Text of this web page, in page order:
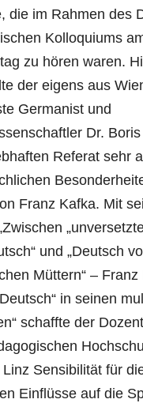
die im Rahmen des
Kolloquiums
zu hören waren.
der eigens aus
Germanist und
Dr.
Referat sehr
Franz Kafka. Mit
und „Deutsch
Müttern“ – Franz
in seinen
schaffte der
Sensibilität für
Einflüsse auf die